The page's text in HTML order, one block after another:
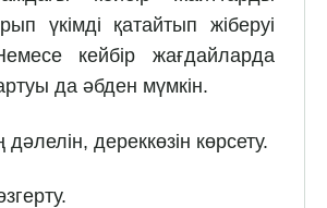
үкімді қатайтып жіберуі
кейбір жағдайларда
да әбден мүмкін.
дереккөзін көрсету.